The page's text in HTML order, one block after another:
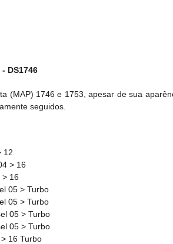
DS1746
(MAP) 1746 e 1753, apesar de sua
seguidos.
12
> 16
> 16
05 > Turbo
05 > Turbo
05 > Turbo
05 > Turbo
16 Turbo